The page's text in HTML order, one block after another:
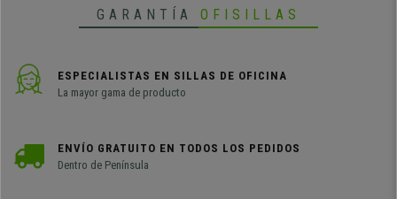
GARANTÍA OFISILLAS
ESPECIALISTAS EN SILLAS DE OFICINA
La mayor gama de producto
ENVÍO GRATUITO EN TODOS LOS PEDIDOS
Dentro de Península